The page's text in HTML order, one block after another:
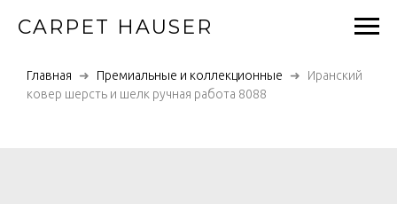
CARPET HAUSER
Главная Премиальные и коллекционные
Иранский
ковер шерсть и шелк ручная работа 8088